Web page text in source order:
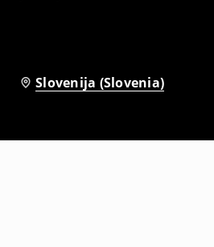
Slovenija (Slovenia)